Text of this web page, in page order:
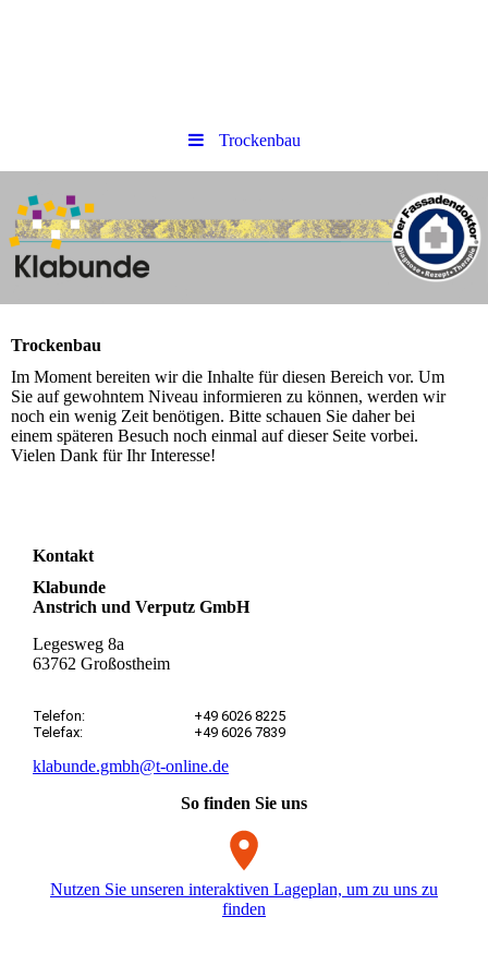
Trockenbau
Trockenbau
Im Moment bereiten wir die Inhalte für diesen Bereich vor. Um
Sie auf gewohntem Niveau informieren zu können, werden wir
noch ein wenig Zeit benötigen. Bitte schauen Sie daher bei
einem späteren Besuch noch einmal auf dieser Seite vorbei.
Vielen Dank für Ihr Interesse!
Kontakt
Klabunde
Anstrich und Verputz GmbH
Legesweg 8a
63762 Großostheim
Telefon:
Telefax:
+49 6026 8225
+49 6026 7839
klabunde.gmbh@t-online.de
So finden Sie uns
Nutzen Sie unseren interaktiven La­ge­plan, um zu uns zu
finden